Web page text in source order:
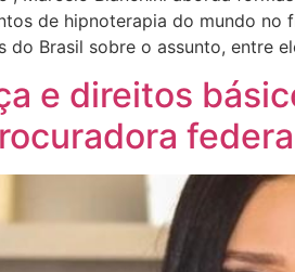
de hipnoterapia do mundo
do Brasil sobre o assunto, entre
e direitos